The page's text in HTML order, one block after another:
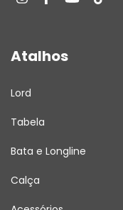
Atalhos
Lord
Tabela
Bata e Longline
Calça